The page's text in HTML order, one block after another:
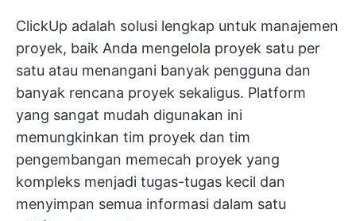
ClickUp adalah solusi lengkap untuk manajemen
proyek, baik Anda mengelola proyek satu per
satu atau menangani banyak pengguna dan
banyak rencana proyek sekaligus. Platform
yang sangat mudah digunakan ini
memungkinkan tim proyek dan tim
pengembangan memecah proyek yang
kompleks menjadi tugas-tugas kecil dan
menyimpan semua informasi dalam satu